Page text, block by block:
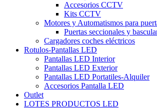
Accesorios CCTV
Kits CCTV
Motores y Automatismos para
Puertas seccionales y
Cargadores coches eléctricos
Rotulos-Pantallas LED
Pantallas LED Interior
Pantallas LED Exterior
Pantallas LED Portatiles-Alquiler
Accesorios Pantalla LED
Outlet
LOTES PRODUCTOS LED